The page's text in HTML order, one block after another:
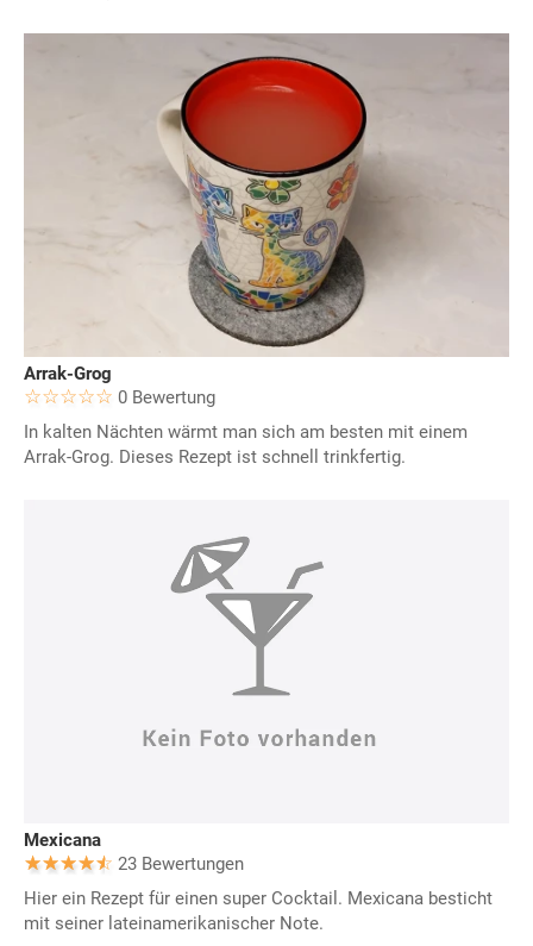
Arrak-Grog
0 Bewertung
In kalten Nächten wärmt man sich am besten mit einem
Arrak-Grog. Dieses Rezept ist schnell trinkfertig.
Mexicana
23 Bewertungen
Hier ein Rezept für einen super Cocktail. Mexicana besticht
mit seiner lateinamerikanischer Note.